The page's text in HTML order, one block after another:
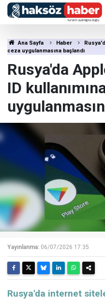
Ana Sayfa Haber
ceza uygulanmasına başlandı
Rusya'da
ID
Yayınlanma: 06/07/2026 17:35
Rusya'da internet